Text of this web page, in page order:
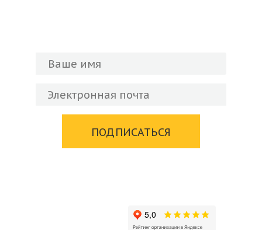
ПОДПИСАТЬСЯ